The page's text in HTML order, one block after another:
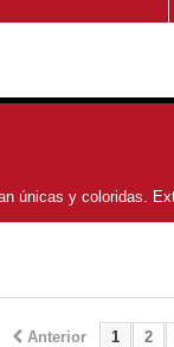
únicas y coloridas.
Anterior 1 2